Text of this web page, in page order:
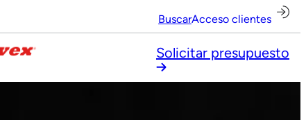
BuscarAcceso clientes
Solicitar presupuesto